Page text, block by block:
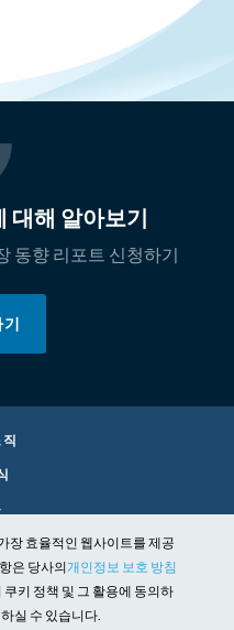
대해 알아보기
동향 리포트 신청하기
보
장 효율적인 웹사이트를 제공
은 당사의개인정보 보호 방침
키 정책 및 그 활용에 동의하
실 수 있습니다.